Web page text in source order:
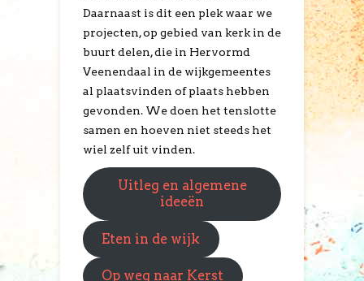
Daarnaast is dit een plek waar we
projecten, op gebied van kerk in de
buurt delen, die in Hervormd
Veenendaal in de wijkgemeentes
al plaatsvinden of plaats hebben
gevonden. We doen het tenslotte
samen en hoeven niet steeds het
wiel zelf uit vinden.
Uitleg en algemene
ideeën
Eten in de wijk
Op weg naar Kerst